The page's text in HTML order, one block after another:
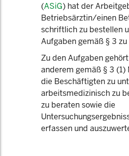
(ASiG) hat der
Betriebsärztin/einen
schriftlich zu bestellen
Aufgaben gemäß § 3
Zu den Aufgaben
anderem gemäß § 3 (1)
die Beschäftigten zu
arbeitsmedizinisch zu
zu beraten sowie die
erfassen und